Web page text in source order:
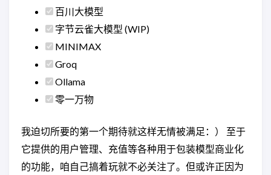
百川大模型
字节云雀大模型 (WIP)
MINIMAX
Groq
Ollama
零一万物
我迫切所要的第一个期待就这样无情被满足：） 至于
它提供的用户管理、充值等各种用于包装模型商业化
的功能，咱自己搞着玩就不必关注了。但或许正因为